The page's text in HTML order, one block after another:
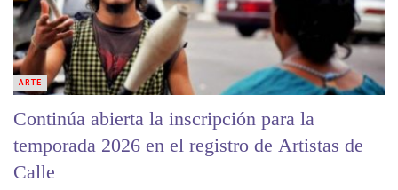
Continúa abierta la inscripción para la
temporada 2026 en el registro de Artistas de
Calle
ARTE